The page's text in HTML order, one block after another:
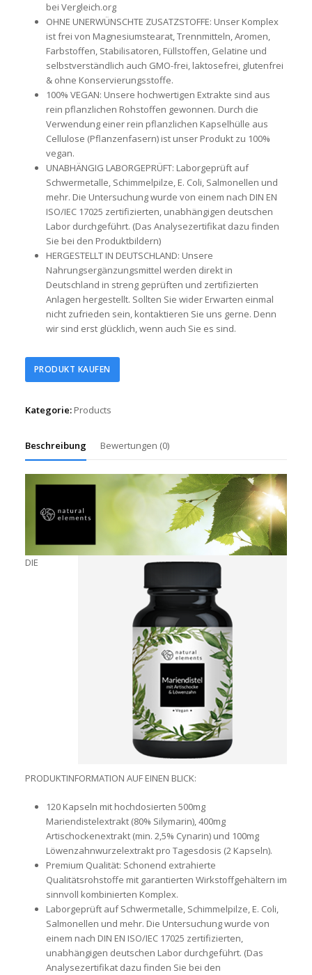
bei Vergleich.org
OHNE UNERWÜNSCHTE ZUSATZSTOFFE: Unser Komplex
ist frei von Magnesiumstearat, Trennmitteln, Aromen,
Farbstoffen, Stabilisatoren, Füllstoffen, Gelatine und
selbstverständlich auch GMO-frei, laktosefrei, glutenfrei
& ohne Konservierungsstoffe.
100% VEGAN: Unsere hochwertigen Extrakte sind aus
rein pflanzlichen Rohstoffen gewonnen. Durch die
Verwendung einer rein pflanzlichen Kapselhülle aus
Cellulose (Pflanzenfasern) ist unser Produkt zu 100%
vegan.
UNABHÄNGIG LABORGEPRÜFT: Laborgeprüft auf
Schwermetalle, Schimmelpilze, E. Coli, Salmonellen und
mehr. Die Untersuchung wurde von einem nach DIN EN
ISO/IEC 17025 zertifizierten, unabhängigen deutschen
Labor durchgeführt. (Das Analysezertifikat dazu finden
Sie bei den Produktbildern)
HERGESTELLT IN DEUTSCHLAND: Unsere
Nahrungsergänzungsmittel werden direkt in
Deutschland in streng geprüften und zertifizierten
Anlagen hergestellt. Sollten Sie wider Erwarten einmal
nicht zufrieden sein, kontaktieren Sie uns gerne. Denn
wir sind erst glücklich, wenn auch Sie es sind.
PRODUKT KAUFEN
Kategorie: Products
Beschreibung Bewertungen (0)
DIE
PRODUKTINFORMATION AUF EINEN BLICK:
120 Kapseln mit hochdosierten 500mg
Mariendistelextrakt (80% Silymarin), 400mg
Artischockenextrakt (min. 2,5% Cynarin) und 100mg
Löwenzahnwurzelextrakt pro Tagesdosis (2 Kapseln).
Premium Qualität: Schonend extrahierte
Qualitätsrohstoffe mit garantierten Wirkstoffgehältern im
sinnvoll kombinierten Komplex.
Laborgeprüft auf Schwermetalle, Schimmelpilze, E. Coli,
Salmonellen und mehr. Die Untersuchung wurde von
einem nach DIN EN ISO/IEC 17025 zertifizierten,
unabhängigen deutschen Labor durchgeführt. (Das
Analysezertifikat dazu finden Sie bei den